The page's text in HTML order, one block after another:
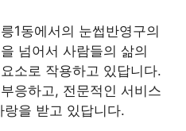
1동에서의 눈썹반영구의
넘어서 사람들의 삶의
소로 작용하고 있답니다.
응하고, 전문적인 서비스
을 받고 있답니다.